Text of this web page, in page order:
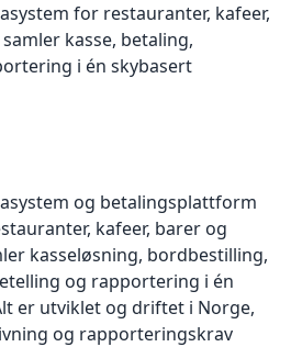
for restauranter, kafeer,
kasse, betaling,
i én skybasert
og betalingsplattform
kafeer, barer og
kasseløsning, bordbestilling,
og rapportering i én
er utviklet og driftet i Norge,
og rapporteringskrav